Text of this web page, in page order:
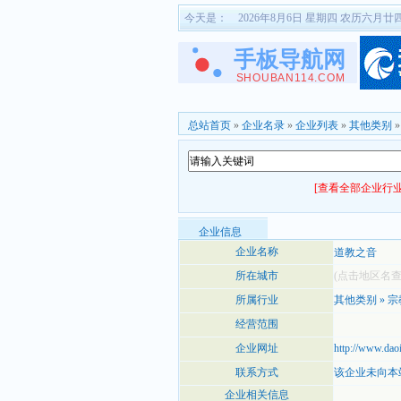
今天是： 2026年8月6日 星期四 农历六月廿
总站首页 » 企业名录 » 企业列表 » 其他类别
[查看全部企业行
企业信息
企业名称
道教之音
所在城市
(点击地区名
所属行业
其他类别 » 宗
经营范围
企业网址
http://
联系方式
该企业未向
企业相关信息